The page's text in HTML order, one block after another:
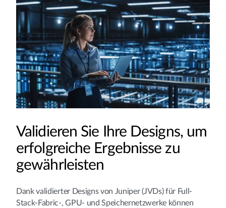
Validieren Sie Ihre Designs, um
erfolgreiche Ergebnisse zu
gewährleisten
Dank validierter Designs von Juniper (JVDs) für Full-
Stack-Fabric-, GPU- und Speichernetzwerke können